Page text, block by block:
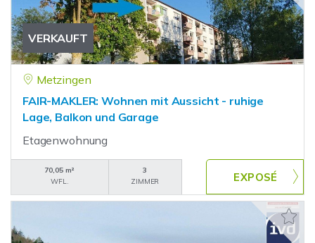
VERKAUFT
Metzingen
FAIR-MAKLER: Wohnen mit Aussicht - ruhige
Lage, Balkon und Garage
Etagenwohnung
70,05 m²
WFL.
3
ZIMMER